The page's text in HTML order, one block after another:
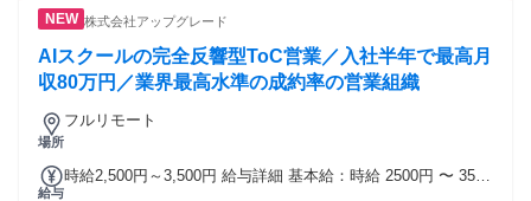
株式会社アップグレード
AIスクールの完全反響型ToC営業／入社半年で最高月
収80万円／業界最高水準の成約率の営業組織
場所
フルリモート
給与
時給2,500円～3,500円 給与詳細 基本給：時給 2500円 〜 3500